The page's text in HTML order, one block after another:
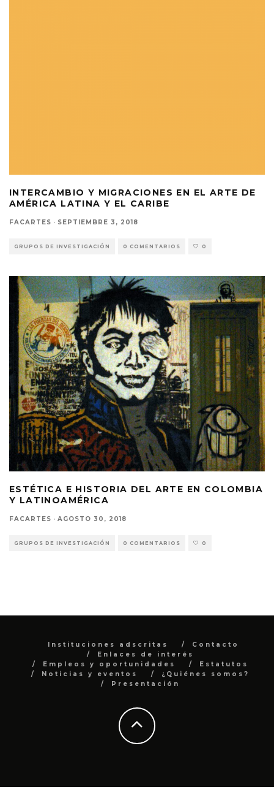
INTERCAMBIO Y MIGRACIONES EN EL ARTE DE
AMÉRICA LATINA Y EL CARIBE
FACARTES · SEPTIEMBRE 3, 2018
GRUPOS DE INVESTIGACIÓN 0 COMENTARIOS 0
ESTÉTICA E HISTORIA DEL ARTE EN COLOMBIA
Y LATINOAMÉRICA
FACARTES · AGOSTO 30, 2018
GRUPOS DE INVESTIGACIÓN 0 COMENTARIOS 0
Instituciones adscritas
Contacto
Enlaces de interés
Empleos y oportunidades
Estatutos
Noticias y eventos
¿Quiénes somos?
Presentación